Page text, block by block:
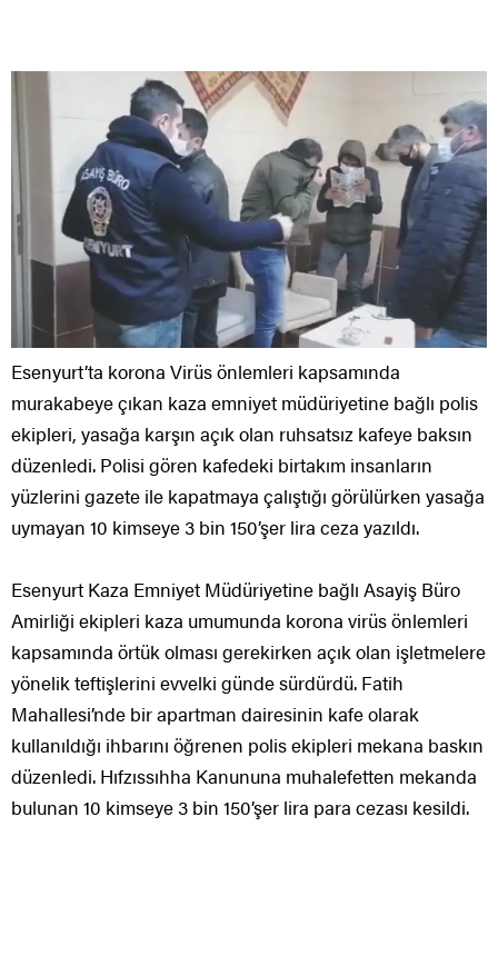
Esenyurt’ta korona Virüs önlemleri kapsamında
murakabeye çıkan kaza emniyet müdüriyetine bağlı polis
ekipleri, yasağa karşın açık olan ruhsatsız kafeye baksın
düzenledi. Polisi gören kafedeki birtakım insanların
yüzlerini gazete ile kapatmaya çalıştığı görülürken yasağa
uymayan 10 kimseye 3 bin 150’şer lira ceza yazıldı.
Esenyurt Kaza Emniyet Müdüriyetine bağlı Asayiş Büro
Amirliği ekipleri kaza umumunda korona virüs önlemleri
kapsamında örtük olması gerekirken açık olan işletmelere
yönelik teftişlerini evvelki günde sürdürdü. Fatih
Mahallesi’nde bir apartman dairesinin kafe olarak
kullanıldığı ihbarını öğrenen polis ekipleri mekana baskın
düzenledi. Hıfzıssıhha Kanununa muhalefetten mekanda
bulunan 10 kimseye 3 bin 150’şer lira para cezası kesildi.